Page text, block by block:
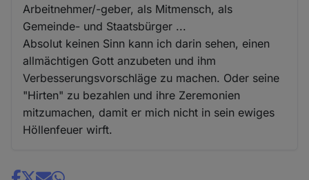
Arbeitnehmer/-geber, als Mitmensch, als
Gemeinde- und Staatsbürger ...
Absolut keinen Sinn kann ich darin sehen, einen
allmächtigen Gott anzubeten und ihm
Verbesserungsvorschläge zu machen. Oder seine
"Hirten" zu bezahlen und ihre Zeremonien
mitzumachen, damit er mich nicht in sein ewiges
Höllenfeuer wirft.